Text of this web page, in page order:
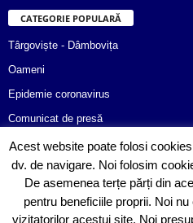
CATEGORIE POPULARĂ
Târgoviște - Dâmbovița
Oameni
Epidemie coronavirus
Comunicat de presă
Afaceri
Poliția informează!
Consiliul Județean Dâmbovița
Acest website poate folosi
dv. de navigare. Noi folosim
De asemenea terțe părți din
pentru beneficiile proprii. Noi
vizitatorilor acestui site. Noi